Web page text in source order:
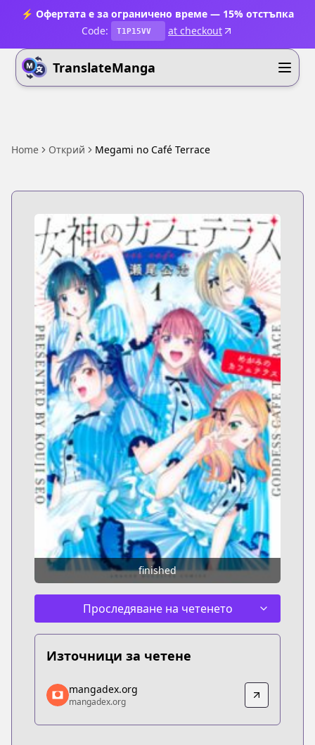
⚡ Офертата е за ограничено време — 15% отстъпка
Code:
T1P15VV at checkout
TranslateManga
Home Открий Megami no Café Terrace
finished
Проследяване на четенето
Източници за четене
mangadex.org
mangadex.org
https://mangadex.org/title/99b8eaeb-9041-4bfd-
mangadex.org
mangadex.org